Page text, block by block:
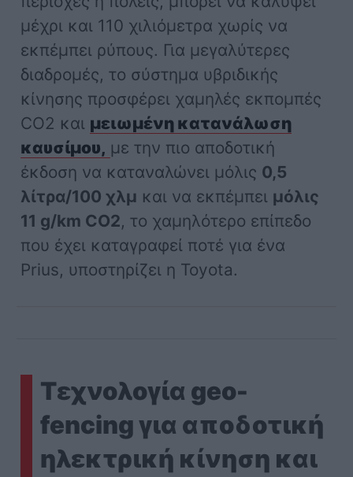
μέχρι και 110 χιλιόμετρα χωρίς να
εκπέμπει ρύπους. Για μεγαλύτερες
διαδρομές, το σύστημα υβριδικής
κίνησης προσφέρει χαμηλές εκπομπές
CO2 και μειωμένη κατανάλωση
καυσίμου, με την πιο αποδοτική
έκδοση να καταναλώνει μόλις 0,5
λίτρα/100 χλμ και να εκπέμπει μόλις
11 g/km CO2, το χαμηλότερο επίπεδο
που έχει καταγραφεί ποτέ για ένα
Prius, υποστηρίζει η Toyota.
Τεχνολογία geo-
fencing για αποδοτική
ηλεκτρική κίνηση και